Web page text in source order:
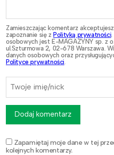
Zamieszczając komentarz akceptujesz
zapoznanie się z Polityką prywatności.
osobowych jest E-MAGAZYNY sp. z
ul.Szturmowa 2, 02-678 Warszawa.
danych osobowych oraz
Polityce prywatności.
Zapamiętaj moje dane w tej
kolejnych komentarzy.
Dodaj komentarz